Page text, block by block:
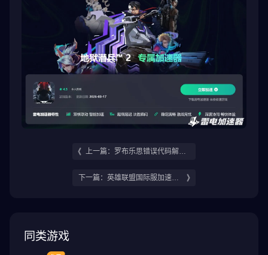
上一篇：罗布乐思错误代码解决
下一篇：英雄联盟国际服加速器
同类游戏